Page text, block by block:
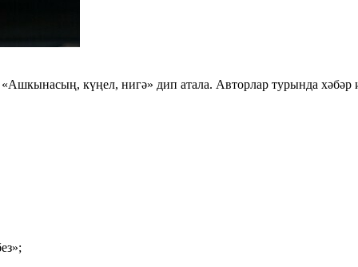
күңел, нигә» дип атала. Авторлар турында хәбәр